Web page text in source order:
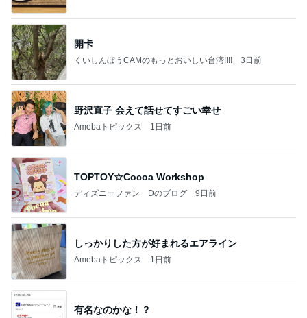
開卡
くいしんぼうCAMのもっとおいしい台湾!!!! 3日前
野沢直子 会えて話せてすごい幸せ
Amebaトピックス 1日前
TOPTOY☆Cocoa Workshop
ディズニーファン Dのブログ 9日前
しっかりした方が好まれるエアライン
Amebaトピックス 1日前
有名なのかな！？